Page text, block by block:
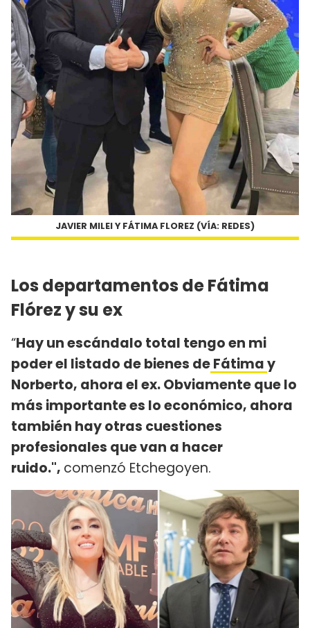
JAVIER MILEI Y FÁTIMA FLOREZ (VÍA: REDES)
Los departamentos de Fátima
Flórez y su ex
“Hay un escándalo total tengo en mi
poder el listado de bienes deFátimay
Norberto, ahora el ex. Obviamente que lo
más importante es lo económico, ahora
también hay otras cuestiones
profesionales que van a hacer
ruido.", comenzó Etchegoyen.